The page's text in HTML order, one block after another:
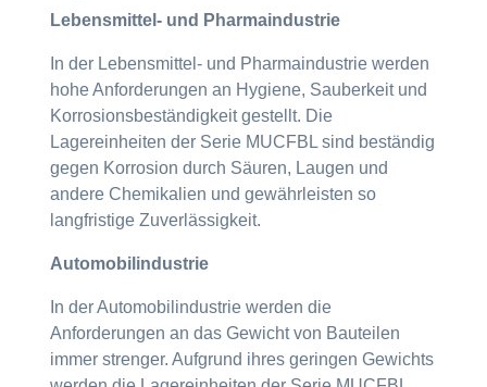
Lebensmittel- und Pharmaindustrie
In der Lebensmittel- und Pharmaindustrie werden
hohe Anforderungen an Hygiene, Sauberkeit und
Korrosionsbeständigkeit gestellt. Die
Lagereinheiten der Serie MUCFBL sind beständig
gegen Korrosion durch Säuren, Laugen und
andere Chemikalien und gewährleisten so
langfristige Zuverlässigkeit.
Automobilindustrie
In der Automobilindustrie werden die
Anforderungen an das Gewicht von Bauteilen
immer strenger. Aufgrund ihres geringen Gewichts